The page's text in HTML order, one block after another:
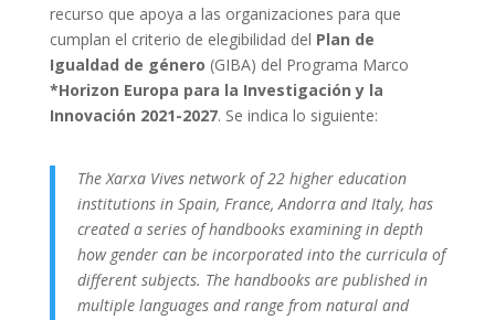
recurso que apoya a las organizaciones para que
cumplan el criterio de elegibilidad del Plan de
Igualdad de género (GIBA) del Programa Marco
*Horizon Europa para la Investigación y la
Innovación 2021-2027. Se indica lo siguiente:
The Xarxa Vives network of 22 higher education
institutions in Spain, France, Andorra and Italy, has
created a series of handbooks examining in depth
how gender can be incorporated into the curricula of
different subjects. The handbooks are published in
multiple languages and range from natural and